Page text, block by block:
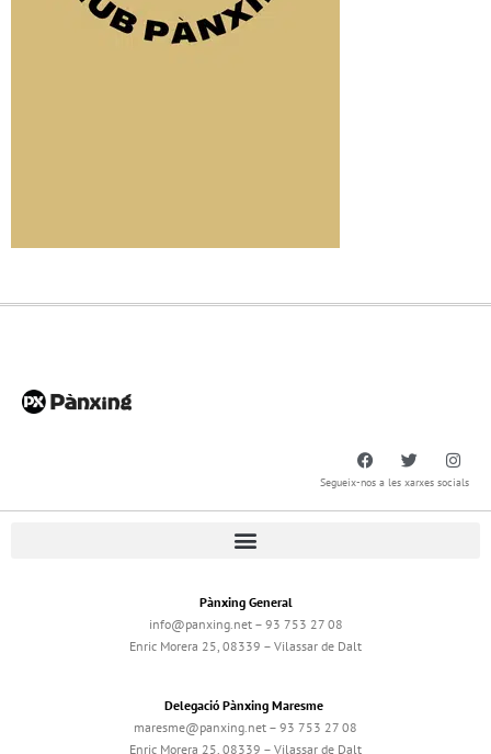
Segueix-nos a les xarxes socials
Pànxing General
info@panxing.net – 93 753 27 08
Enric Morera 25, 08339 – Vilassar de Dalt
Delegació Pànxing Maresme
maresme@panxing.net – 93 753 27 08
Enric Morera 25, 08339 – Vilassar de Dalt